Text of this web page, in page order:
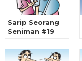
Sarip Seorang
Seniman #19